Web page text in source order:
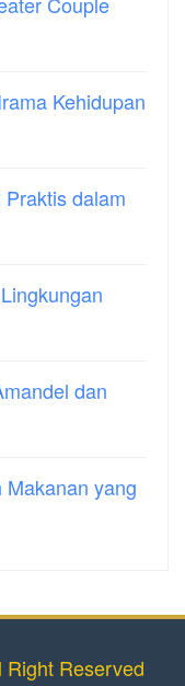
Kehidupan
dalam
dan
yang
Reserved